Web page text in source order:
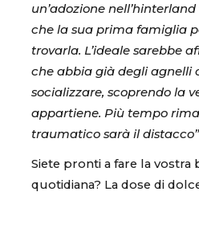
un’adozione
che la sua prima famiglia
trovarla. L’ideale sarebbe
che abbia già degli agnelli
socializzare, scoprendo la
appartiene. Più tempo
traumatico sarà il
Siete pronti a fare la vostra
quotidiana? La dose di